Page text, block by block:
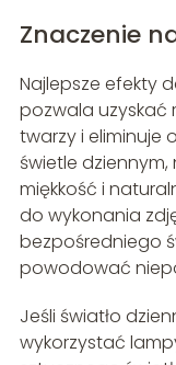
Znaczenie
Najlepsze efekty
pozwala uzyskać
twarzy i eliminuje
świetle
miękkość i
do wykonania
bezpośredniego
powodować
Jeśli światło
wykorzystać